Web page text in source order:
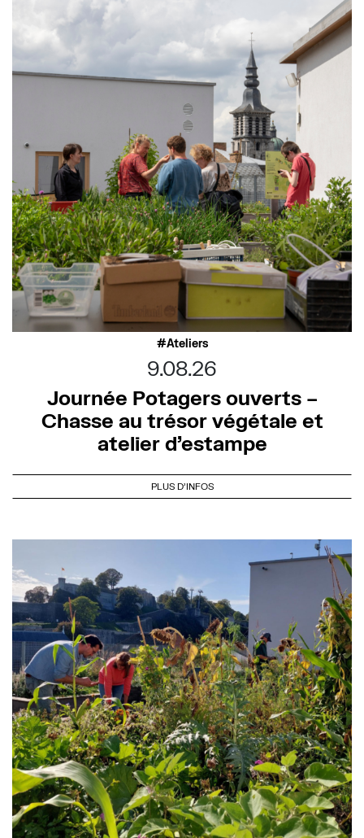
Ateliers
9.08.26
Journée Potagers ouverts –
Chasse au trésor végétale et
atelier d’estampe
PLUS D'INFOS